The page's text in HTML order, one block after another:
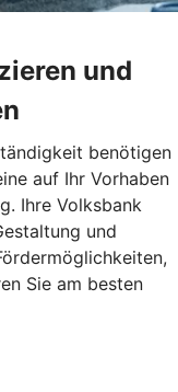
und
benötigen
auf Ihr Vorhaben
Ihre Volksbank
und
Sie am besten